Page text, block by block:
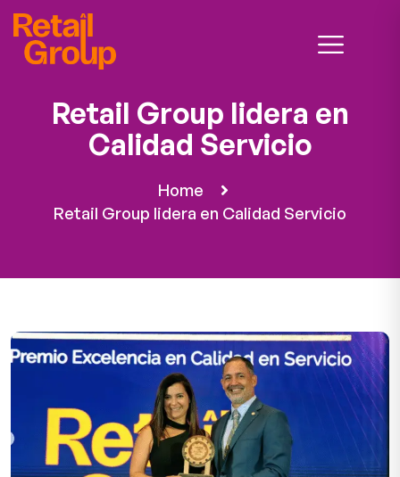
Retail Group lidera en
Calidad Servicio
Home
Retail Group lidera en Calidad Servicio